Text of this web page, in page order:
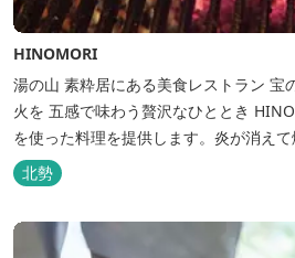
HINOMORI
湯の山 素粋居にある美食レストラン 宝のような食材と赤々と熾る
火を 五感で味わう贅沢なひととき HINOMORIは薪や炭などの直火
を使った料理を提供します。炎が消え
りを海産物にまとわせたり、熟成させた
とローストしたり。炎が生み出す味わい
でお楽しみください。料理監修は、フ
島竜司。探...
北勢